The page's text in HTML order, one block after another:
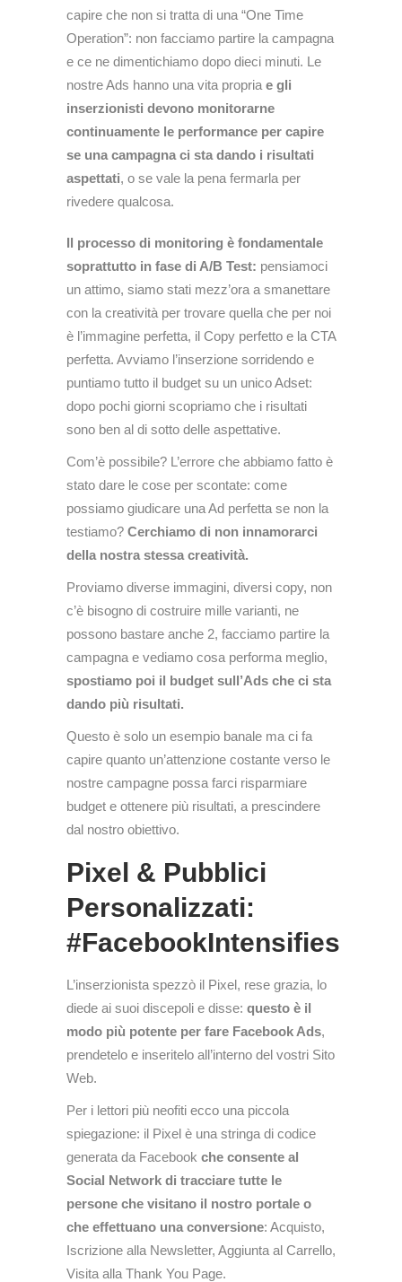
capire che non si tratta di una “One Time
Operation”: non facciamo partire la campagna
e ce ne dimentichiamo dopo dieci minuti. Le
nostre Ads hanno una vita propria e gli
inserzionisti devono monitorarne
continuamente le performance per capire
se una campagna ci sta dando i risultati
aspettati, o se vale la pena fermarla per
rivedere qualcosa.
Il processo di monitoring è fondamentale
soprattutto in fase di A/B Test: pensiamoci
un attimo, siamo stati mezz’ora a smanettare
con la creatività per trovare quella che per noi
è l’immagine perfetta, il Copy perfetto e la CTA
perfetta. Avviamo l’inserzione sorridendo e
puntiamo tutto il budget su un unico Adset:
dopo pochi giorni scopriamo che i risultati
sono ben al di sotto delle aspettative.
Com’è possibile? L’errore che abbiamo fatto è
stato dare le cose per scontate: come
possiamo giudicare una Ad perfetta se non la
testiamo? Cerchiamo di non innamorarci
della nostra stessa creatività.
Proviamo diverse immagini, diversi copy, non
c’è bisogno di costruire mille varianti, ne
possono bastare anche 2, facciamo partire la
campagna e vediamo cosa performa meglio,
spostiamo poi il budget sull’Ads che ci sta
dando più risultati.
Questo è solo un esempio banale ma ci fa
capire quanto un’attenzione costante verso le
nostre campagne possa farci risparmiare
budget e ottenere più risultati, a prescindere
dal nostro obiettivo.
Pixel & Pubblici
Personalizzati:
#FacebookIntensifies
L’inserzionista spezzò il Pixel, rese grazia, lo
diede ai suoi discepoli e disse: questo è il
modo più potente per fare Facebook Ads,
prendetelo e inseritelo all’interno del vostri Sito
Web.
Per i lettori più neofiti ecco una piccola
spiegazione: il Pixel è una stringa di codice
generata da Facebook che consente al
Social Network di tracciare tutte le
persone che visitano il nostro portale o
che effettuano una conversione: Acquisto,
Iscrizione alla Newsletter, Aggiunta al Carrello,
Visita alla Thank You Page.